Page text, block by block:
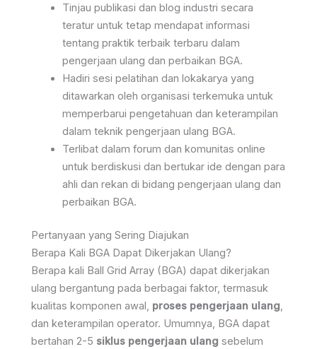
Tinjau publikasi dan blog industri secara
teratur untuk tetap mendapat informasi
tentang praktik terbaik terbaru dalam
pengerjaan ulang dan perbaikan BGA.
Hadiri sesi pelatihan dan lokakarya yang
ditawarkan oleh organisasi terkemuka untuk
memperbarui pengetahuan dan keterampilan
dalam teknik pengerjaan ulang BGA.
Terlibat dalam forum dan komunitas online
untuk berdiskusi dan bertukar ide dengan para
ahli dan rekan di bidang pengerjaan ulang dan
perbaikan BGA.
Pertanyaan yang Sering Diajukan
Berapa Kali BGA Dapat Dikerjakan Ulang?
Berapa kali Ball Grid Array (BGA) dapat dikerjakan
ulang bergantung pada berbagai faktor, termasuk
kualitas komponen awal, proses pengerjaan ulang
dan keterampilan operator. Umumnya, BGA dapat
bertahan 2-5 siklus pengerjaan ulang sebelum